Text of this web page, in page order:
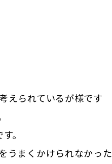
えられているが様です
。
うまくかけられなかった